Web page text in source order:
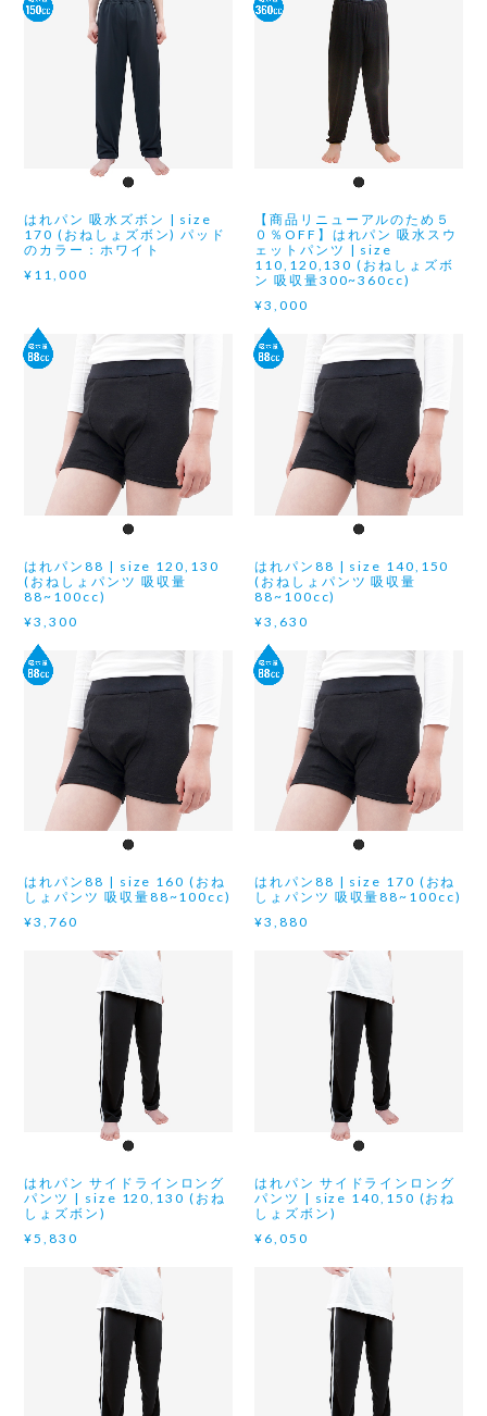
はれパン 吸水ズボン | size
170 (おねしょズボン) パッド
のカラー：ホワイト
¥11,000
【商品リニューアルのため５
０％OFF】はれパン 吸水スウ
ェットパンツ | size
110,120,130 (おねしょズボ
ン 吸収量300~360cc)
¥3,000
はれパン88 | size 120,130
(おねしょパンツ 吸収量
88~100cc)
¥3,300
はれパン88 | size 140,150
(おねしょパンツ 吸収量
88~100cc)
¥3,630
はれパン88 | size 160 (おね
しょパンツ 吸収量88~100cc)
¥3,760
はれパン88 | size 170 (おね
しょパンツ 吸収量88~100cc)
¥3,880
はれパン サイドラインロング
パンツ | size 120,130 (おね
しょズボン)
¥5,830
はれパン サイドラインロング
パンツ | size 140,150 (おね
しょズボン)
¥6,050